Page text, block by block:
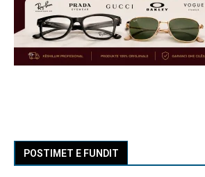
POSTIMET E FUNDIT